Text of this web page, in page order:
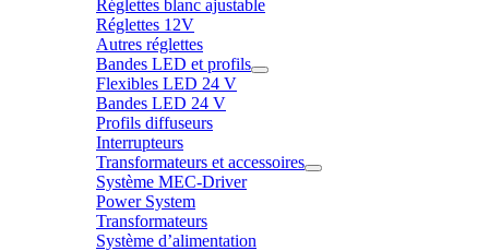
Réglettes blanc ajustable
Réglettes 12V
Autres réglettes
Bandes LED et profils
Flexibles LED 24 V
Bandes LED 24 V
Profils diffuseurs
Interrupteurs
Transformateurs et accessoires
Système MEC-Driver
Power System
Transformateurs
Système d’alimentation